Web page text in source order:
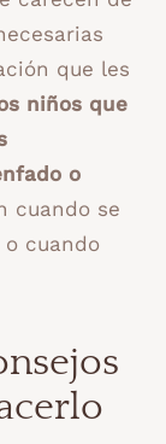
que les
niños que
o
cuando se
cuando